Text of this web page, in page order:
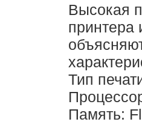
Высокая
принтера
Тип
Память: